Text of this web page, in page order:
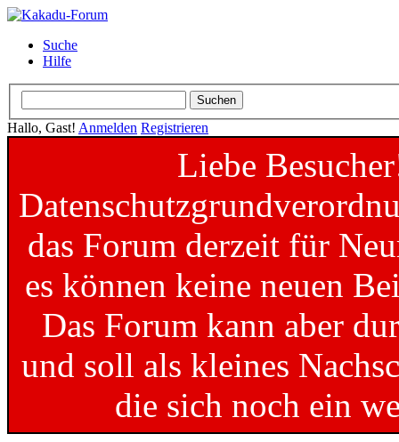
Suche
Hilfe
Hallo, Gast! Anmelden Registrieren
Liebe
das Forum derzeit für
es können keine neuen
Das Forum kann aber
und soll als kleines
die sich noch ein